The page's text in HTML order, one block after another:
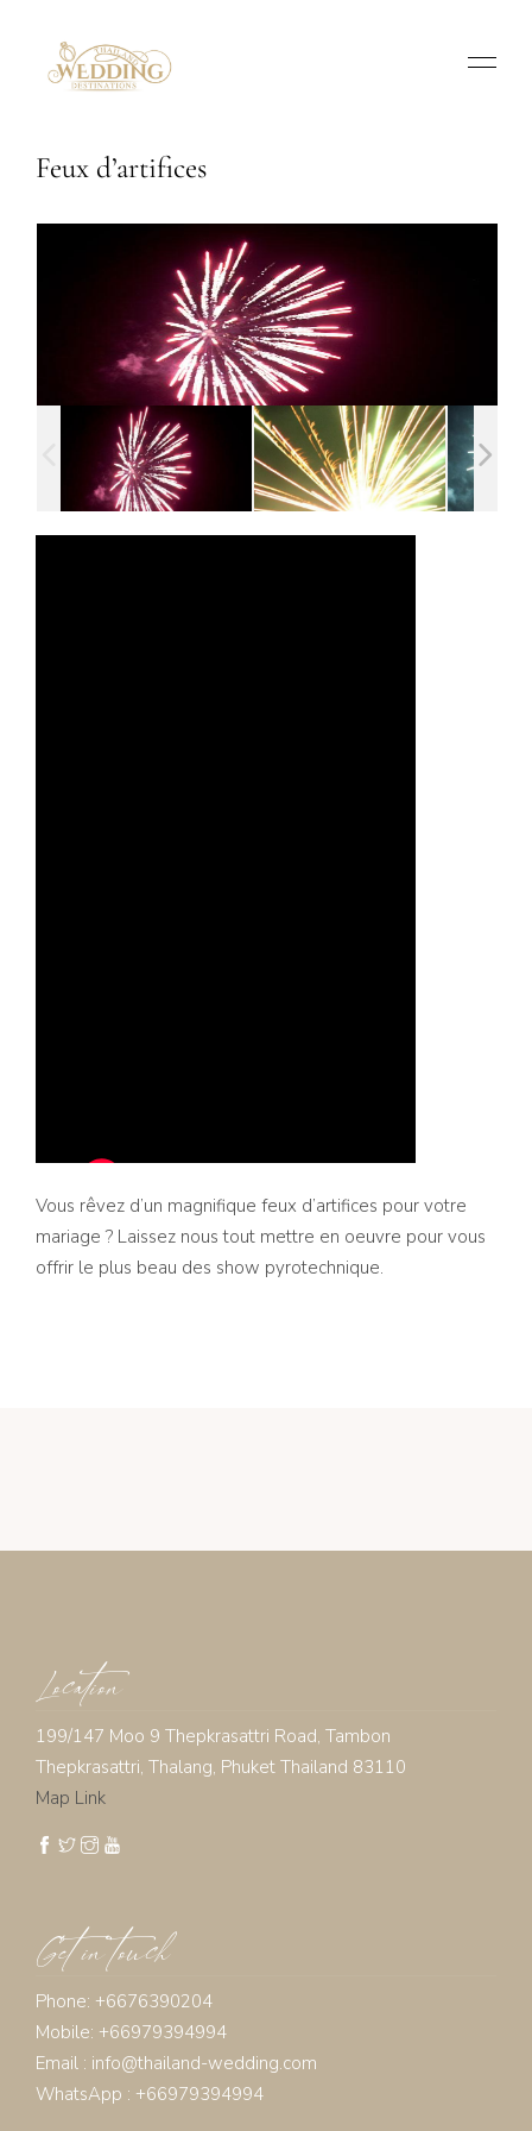
Feux d’artifices
Vous rêvez d’un magnifique feux d’artifices pour votre
mariage ? Laissez nous tout mettre en oeuvre pour vous
offrir le plus beau des show pyrotechnique.
Location
199/147 Moo 9 Thepkrasattri Road, Tambon
Thepkrasattri, Thalang, Phuket Thailand 83110
Map Link
Get in touch
Phone: +6676390204
Mobile: +66979394994
Email : info@thailand-wedding.com
WhatsApp : +66979394994